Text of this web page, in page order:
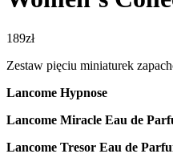
189zł
Zestaw pięciu miniaturek
Lancome Hypnose
Lancome Miracle Eau de
Lancome Tresor Eau de